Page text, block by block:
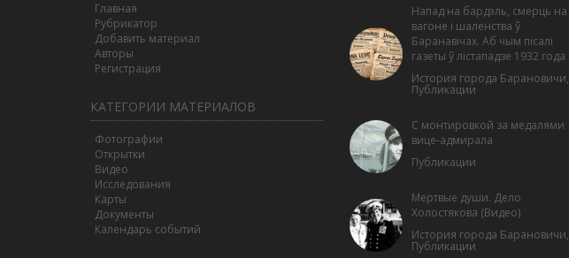
Главная
Рубрикатор
Добавить материал
Авторы
Регистрация
КАТЕГОРИИ МАТЕРИАЛОВ
Фотографии
Открытки
Видео
Исследования
Карты
Документы
Календарь событий
Напад на бардэль, смерць на
вагоне і шаленства ў
Баранавічах. Аб чым пісалі
газеты ў лістападзе 1932 года
История города Барановичи,
Публикации
С монтировкой за медалями
вице-адмирала
Публикации
Мертвые души. Дело
Холостякова (Видео)
История города Барановичи,
Публикации